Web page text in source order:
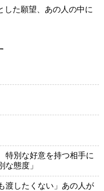
した願望、あの人の中に
別な好意を持つ相手に
な態度」
渡したくない」あの人が